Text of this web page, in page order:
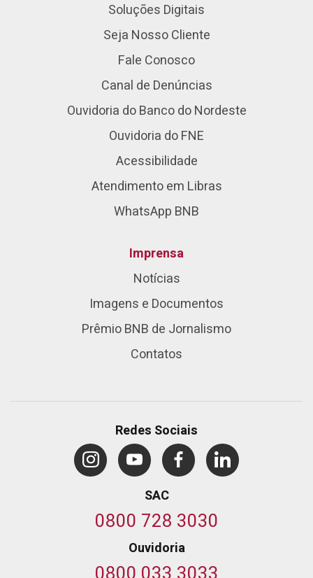
Soluções Digitais
Seja Nosso Cliente
Fale Conosco
Canal de Denúncias
Ouvidoria do Banco do Nordeste
Ouvidoria do FNE
Acessibilidade
Atendimento em Libras
WhatsApp BNB
Imprensa
Notícias
Imagens e Documentos
Prêmio BNB de Jornalismo
Contatos
Redes Sociais
SAC
0800 728 3030
Ouvidoria